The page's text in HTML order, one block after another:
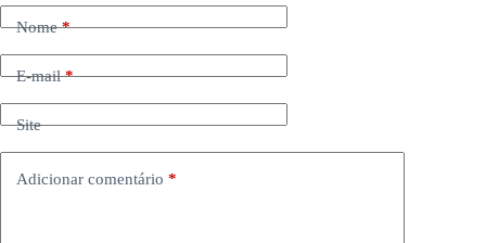
Nome*
E-mail*
Site
Adicionar comentário *